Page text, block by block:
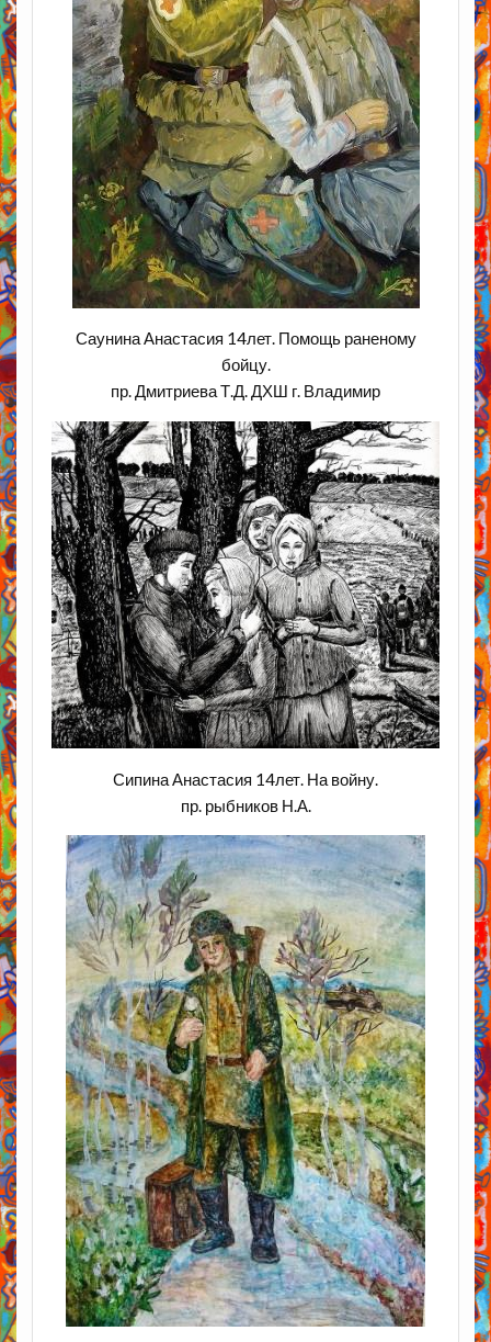
Саунина Анастасия 14лет. Помощь раненому
бойцу.
пр. Дмитриева Т.Д. ДХШ г. Владимир
Сипина Анастасия 14лет. На войну.
пр. рыбников Н.А.